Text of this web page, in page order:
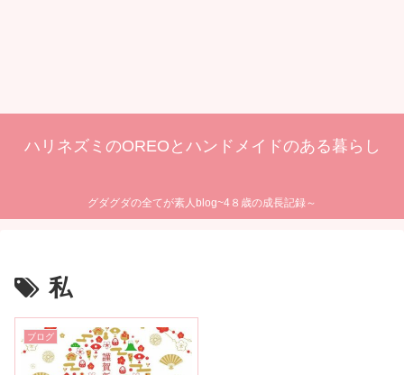
ハリネズミのOREOとハンドメイドのある暮らし
グダグダの全てが素人blog~4８歳の成長記録～
私
ブログ